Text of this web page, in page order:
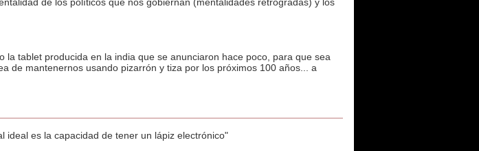
tablet producida en la india que se anunciaron hace poco, para que sea
de mantenernos usando pizarrón y tiza por los próximos 100 años... a
ideal es la capacidad de tener un lápiz electrónico"